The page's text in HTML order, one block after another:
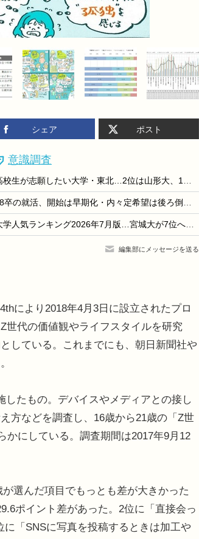
シェア ポスト
意識調査
高校生が志願したい大学・東北…2位は山形大、1位は？
28卒の就活、開始は早期化・内々定希望は後ろ倒し…dodaキャンパス調査
大学人気ランキング2026年7月版…宮城大が7位へ上昇
編集部にメッセージを送る
により2018年4月3日に設立されたプロ
世代の価値観やライフスタイルを研究
している。これまでにも、朝日新聞社や
たもの。デバイスやメディアとの接し
方などを調査し、16歳から21歳の「Z世
にしている。調査期間は2017年9月12
選んだ項目でもっとも差が大きかった
ポイント差があった。2位に「直接会っ
「SNSに写真を投稿するときは加工や